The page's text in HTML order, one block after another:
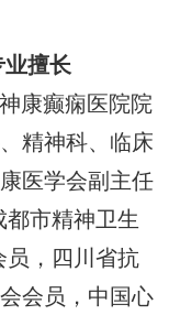
擅长
康癫痫医院院
精神科、临床
医学会副主任
市精神卫生
员，四川省抗
会员，中国心